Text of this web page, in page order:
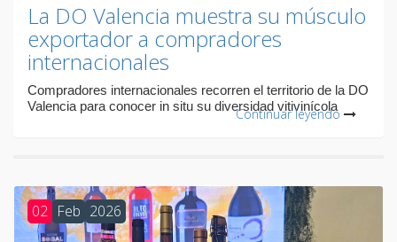
La DO Valencia muestra su músculo
exportador a compradores
internacionales
Compradores internacionales recorren el territorio de la DO
Valencia para conocer in situ su diversidad vitivinícola
Continuar leyendo
02 Feb 2026